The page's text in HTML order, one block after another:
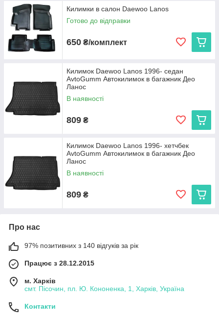
Килимки в салон Daewoo Lanos
Готово до відправки
650 ₴/комплект
Килимок Daewoo Lanos 1996- седан
AvtoGumm Автокилимок в багажник Део
Ланос
В наявності
809 ₴
Килимок Daewoo Lanos 1996- хетчбек
AvtoGumm Автокилимок в багажник Део
Ланос
В наявності
809 ₴
Про нас
97% позитивних з 140 відгуків за рік
Працює з 28.12.2015
м. Харків
смт. Пісочин, пл. Ю. Кононенка, 1, Харків, Україна
Контакти